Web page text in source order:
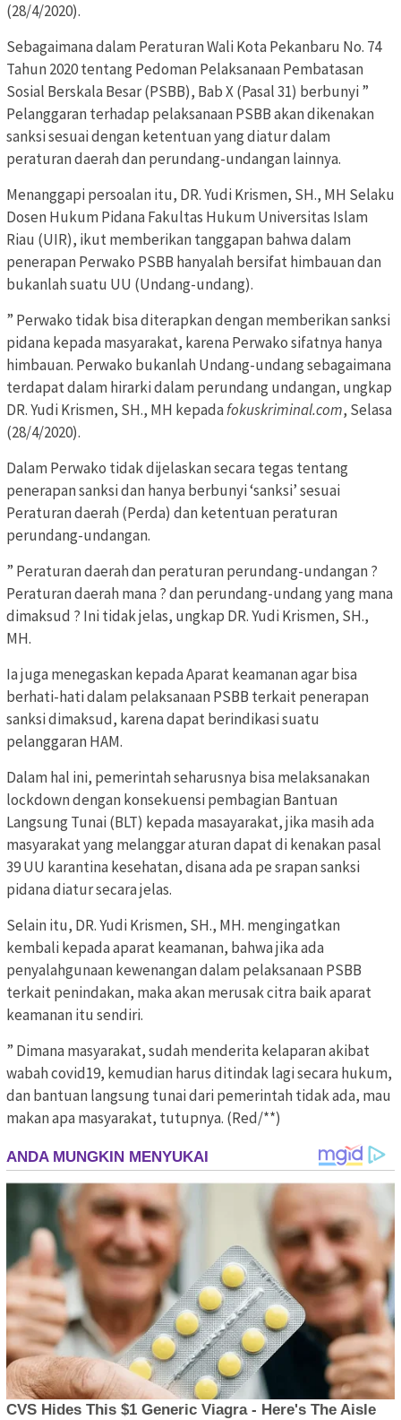
(28/4/2020).
Sebagaimana dalam Peraturan Wali Kota Pekanbaru No. 74
Tahun 2020 tentang Pedoman Pelaksanaan Pembatasan
Sosial Berskala Besar (PSBB), Bab X (Pasal 31) berbunyi ”
Pelanggaran terhadap pelaksanaan PSBB akan dikenakan
sanksi sesuai dengan ketentuan yang diatur dalam
peraturan daerah dan perundang-undangan lainnya.
Menanggapi persoalan itu, DR. Yudi Krismen, SH., MH Selaku
Dosen Hukum Pidana Fakultas Hukum Universitas Islam
Riau (UIR), ikut memberikan tanggapan bahwa dalam
penerapan Perwako PSBB hanyalah bersifat himbauan dan
bukanlah suatu UU (Undang-undang).
” Perwako tidak bisa diterapkan dengan memberikan sanksi
pidana kepada masyarakat, karena Perwako sifatnya hanya
himbauan. Perwako bukanlah Undang-undang sebagaimana
terdapat dalam hirarki dalam perundang undangan, ungkap
DR. Yudi Krismen, SH., MH kepadafokuskriminal.com, Selasa
(28/4/2020).
Dalam Perwako tidak dijelaskan secara tegas tentang
penerapan sanksi dan hanya berbunyi ‘sanksi’ sesuai
Peraturan daerah (Perda) dan ketentuan peraturan
perundang-undangan.
” Peraturan daerah dan peraturan perundang-undangan ?
Peraturan daerah mana ? dan perundang-undang yang mana
dimaksud ? Ini tidak jelas, ungkap DR. Yudi Krismen, SH.,
MH.
Ia juga menegaskan kepada Aparat keamanan agar bisa
berhati-hati dalam pelaksanaan PSBB terkait penerapan
sanksi dimaksud, karena dapat berindikasi suatu
pelanggaran HAM.
Dalam hal ini, pemerintah seharusnya bisa melaksanakan
lockdown dengan konsekuensi pembagian Bantuan
Langsung Tunai (BLT) kepada masayarakat, jika masih ada
masyarakat yang melanggar aturan dapat di kenakan pasal
39 UU karantina kesehatan, disana ada pe srapan sanksi
pidana diatur secara jelas.
Selain itu, DR. Yudi Krismen, SH., MH. mengingatkan
kembali kepada aparat keamanan, bahwa jika ada
penyalahgunaan kewenangan dalam pelaksanaan PSBB
terkait penindakan, maka akan merusak citra baik aparat
keamanan itu sendiri.
” Dimana masyarakat, sudah menderita kelaparan akibat
wabah covid19, kemudian harus ditindak lagi secara hukum,
dan bantuan langsung tunai dari pemerintah tidak ada, mau
makan apa masyarakat, tutupnya. (Red/**)